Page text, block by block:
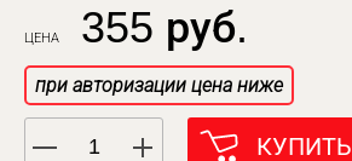
ЦЕНА 355 руб.
при авторизации цена ниже
КУПИТЬ